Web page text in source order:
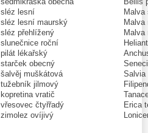
sléz lesní
Malva
sléz lesní maurský
Malva
sléz přehlížený
Malva
slunečnice roční
pilát lékařský
starček obecný
šalvěj muškátová
Salvia
tužebník jilmový
kopretina vratič
vřesovec čtyřřadý
Erica
zimolez ovíjivý